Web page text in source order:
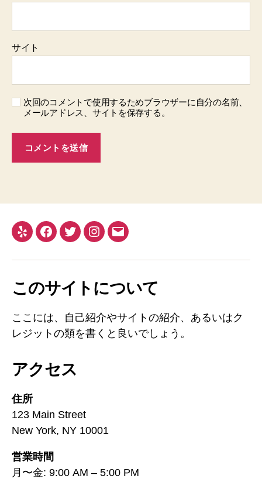
サイト
次回のコメントで使用するためブラウザーに自分の名前、
メールアドレス、サイトを保存する。
このサイトについて
ここには、自己紹介やサイトの紹介、あるいはク
レジットの類を書くと良いでしょう。
アクセス
住所
123 Main Street
New York, NY 10001
営業時間
月〜金: 9:00 AM – 5:00 PM